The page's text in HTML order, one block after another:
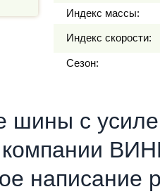
Индекс массы:
Индекс скорости:
Сезон:
шины c
компании
написание